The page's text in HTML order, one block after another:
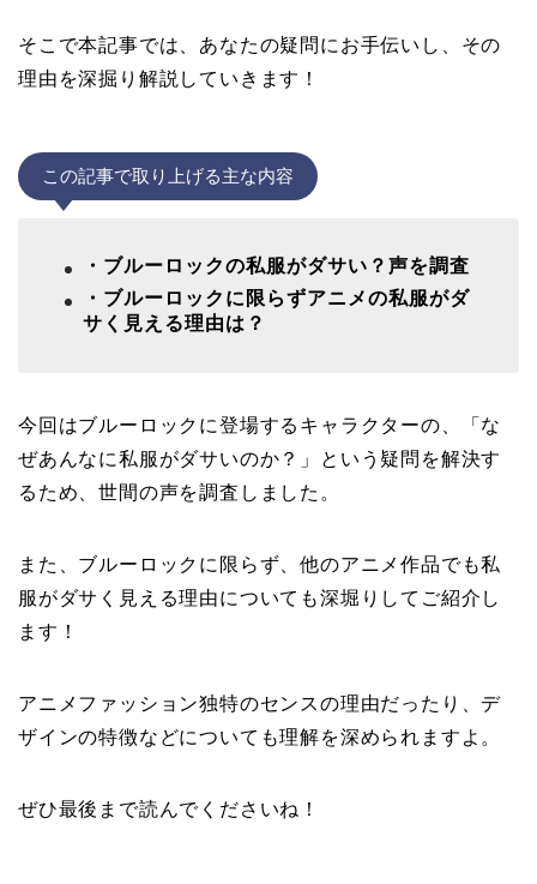
そこで本記事では、あなたの疑問にお手伝いし、その
理由を深掘り解説していきます！
この記事で取り上げる主な内容
・ブルーロックの私服がダサい？声を調査
・ブルーロックに限らずアニメの私服がダ
サく見える理由は？
今回はブルーロックに登場するキャラクターの、「な
ぜあんなに私服がダサいのか？」という疑問を解決す
るため、世間の声を調査しました。
また、ブルーロックに限らず、他のアニメ作品でも私
服がダサく見える理由についても深堀りしてご紹介し
ます！
アニメファッション独特のセンスの理由だったり、デ
ザインの特徴などについても理解を深められますよ。
ぜひ最後まで読んでくださいね！